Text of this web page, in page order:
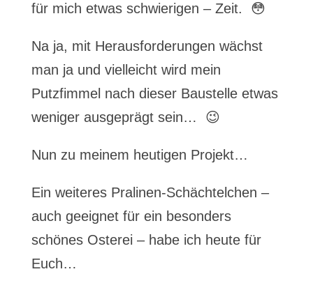
für mich etwas schwierigen – Zeit. 😳
Na ja, mit Herausforderungen wächst
man ja und vielleicht wird mein
Putzfimmel nach dieser Baustelle etwas
weniger ausgeprägt sein… 😉
Nun zu meinem heutigen Projekt…
Ein weiteres Pralinen-Schächtelchen –
auch geeignet für ein besonders
schönes Osterei – habe ich heute für
Euch…